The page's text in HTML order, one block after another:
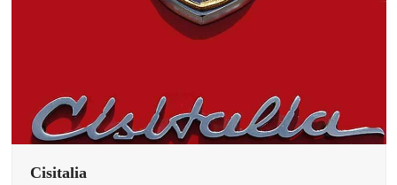
Cisitalia